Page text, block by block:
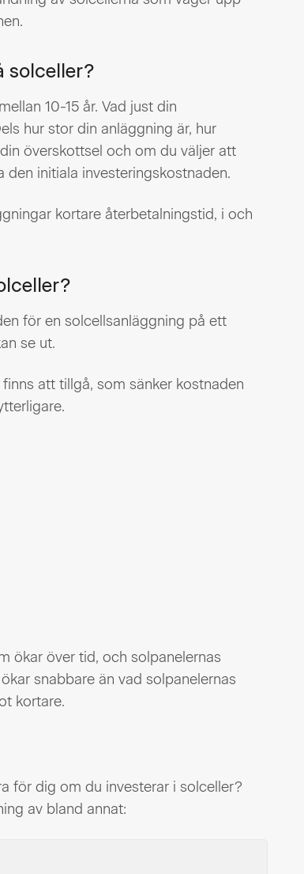
solceller?
10-15 år. Vad just din
hur stor din anläggning är, hur
överskottsel och om du väljer att
initiala investeringskostnaden.
kortare återbetalningstid, i och
för en solcellsanläggning på ett
se ut.
att tillgå, som sänker kostnaden
ökar över tid, och solpanelernas
snabbare än vad solpanelernas
kortare.
för dig om du investerar i solceller?
av bland annat: